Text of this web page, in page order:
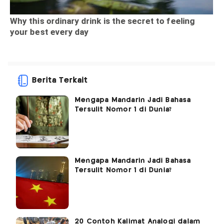
Berita Terkait
Mengapa Mandarin Jadi Bahasa
Tersulit Nomor 1 di Dunia?
Mengapa Mandarin Jadi Bahasa
Tersulit Nomor 1 di Dunia?
20 Contoh Kalimat Analogi dalam